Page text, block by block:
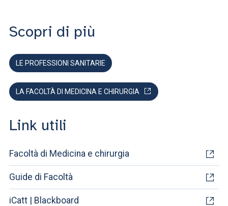
Scopri di più
LE PROFESSIONI SANITARIE
LA FACOLTÀ DI MEDICINA E CHIRURGIA
Link utili
Facoltà di Medicina e chirurgia
Guide di Facoltà
iCatt | Blackboard